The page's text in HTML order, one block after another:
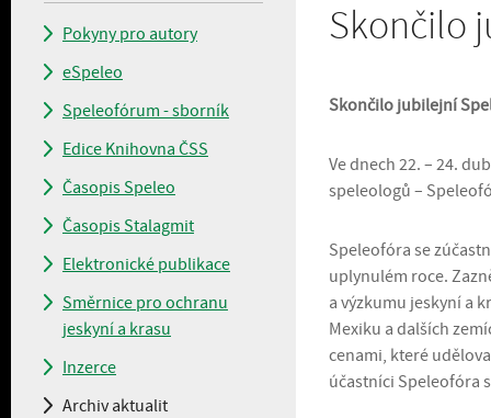
Pokyny pro autory
eSpeleo
Speleofórum - sborník
Edice Knihovna ČSS
Časopis Speleo
Časopis Stalagmit
Elektronické publikace
Směrnice pro ochranu
jeskyní a krasu
Inzerce
Archiv aktualit
Skončilo
Skončilo jubilejní
Ve dnech 22. – 24.
speleologů –
Speleofóra se
uplynulém roce.
a výzkumu jeskyní a
Mexiku a dalších
cenami, které
účastníci Speleofóra